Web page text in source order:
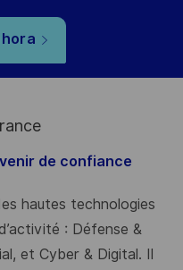
de confiance
hautes technologies
: Défense &
et Cyber & Digital. Il